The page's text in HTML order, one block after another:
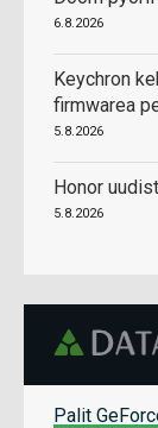
6.8.2026
Keychron
firmwarea
5.8.2026
Honor
5.8.2026
Palit